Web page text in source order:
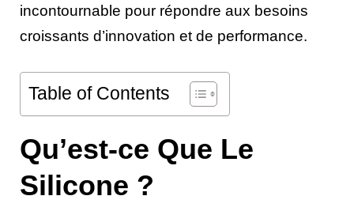
incontournable pour répondre aux besoins
croissants d’innovation et de performance.
Table of Contents
Qu’est-ce Que Le
Silicone ?